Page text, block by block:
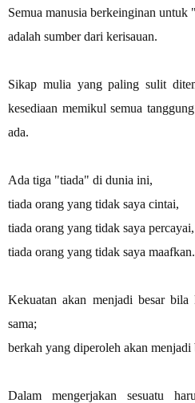
Semua manusia berkeinginan
adalah sumber dari kerisauan.
Sikap mulia yang paling sulit
kesediaan memikul semua
ada.
Ada tiga "tiada" di dunia ini,
tiada orang yang tidak saya cintai,
tiada orang yang tidak saya percayai,
tiada orang yang tidak saya maafkan.
Kekuatan akan menjadi besar bila
sama;
berkah yang diperoleh akan menjadi
Dalam mengerjakan sesuatu